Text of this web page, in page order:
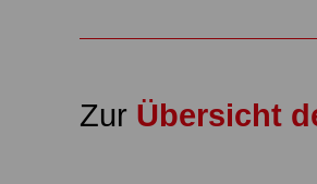
Zur Übersicht